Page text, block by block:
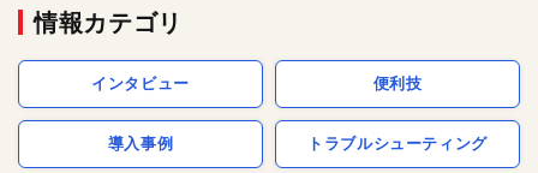
情報カテゴリ
インタビュー 便利技
導入事例 トラブルシューティング